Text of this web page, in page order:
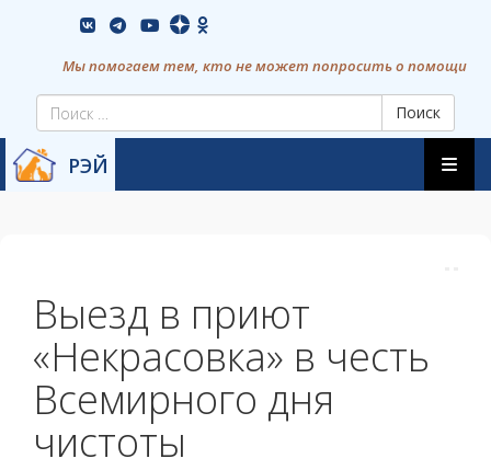
vkontakte youtube
Мы помогаем тем, кто не может попросить о помощи
Поиск
РЭЙ
content
Выезд в приют
«Некрасовка» в честь
Всемирного дня
чистоты